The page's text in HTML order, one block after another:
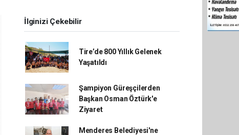
İlginizi Çekebilir
Tire’de 800 Yıllık Gelenek
Yaşatıldı
Şampiyon Güreşçilerden
Başkan Osman Öztürk'e
Ziyaret
Menderes Belediyesi'ne